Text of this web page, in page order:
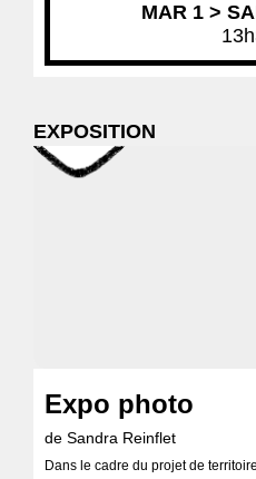
MAR 1 >
EXPOSITION
Expo photo
de Sandra Reinflet
Dans le cadre du projet de